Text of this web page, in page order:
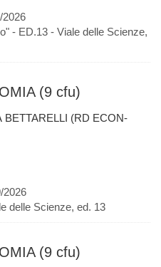
2026
- ED.13 - Viale delle Scienze,
(9 cfu)
BETTARELLI (RD ECON-
2026
delle Scienze, ed. 13
(9 cfu)